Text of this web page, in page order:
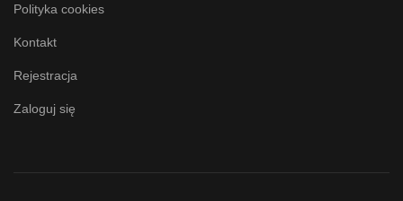
Polityka cookies
Kontakt
Rejestracja
Zaloguj się